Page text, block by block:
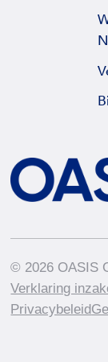
© 2026 OASIS
Verklaring
Privacybeleid